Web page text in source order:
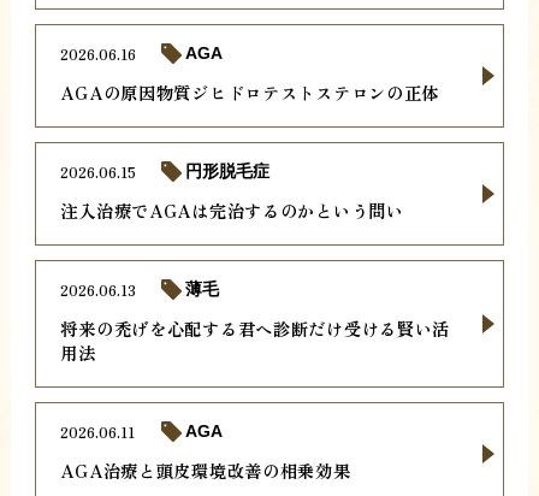
AGAの原因物質ジヒドロテストステロンの正体
2026.06.16 AGA
注入治療でAGAは完治するのかという問い
2026.06.15 円形脱毛症
将来の禿げを心配する君へ診断だけ受ける賢い活
用法
2026.06.13 薄毛
AGA治療と頭皮環境改善の相乗効果
2026.06.11 AGA